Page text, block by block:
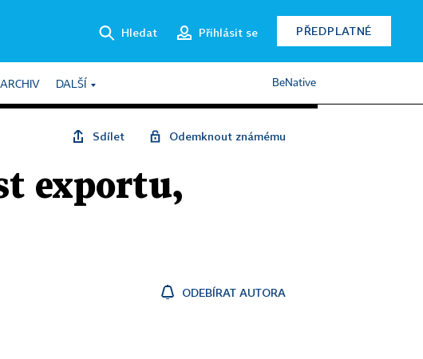
Hledat Přihlásit se PŘEDPLATNÉ
ARCHIV DALŠÍ BeNative
Sdílet Odemknout známému
exportu,
ODEBÍRAT AUTORA